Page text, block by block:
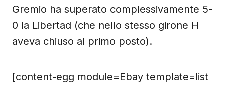
Gremio ha superato complessivamente 5-
0 la Libertad (che nello stesso girone H
aveva chiuso al primo posto).
[content-egg module=Ebay template=list